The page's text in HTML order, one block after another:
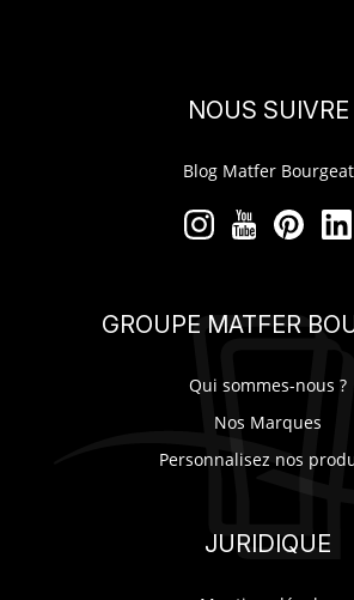
NOUS SUIVRE
Blog Matfer Bourgeat
GROUPE MATFER
Qui sommes-nous ?
Nos Marques
Personnalisez nos
JURIDIQUE